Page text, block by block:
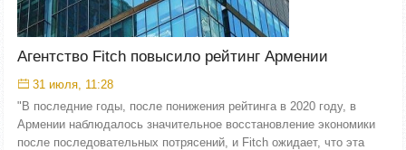
Агентство Fitch повысило рейтинг Армении
31 июля, 11:28
"В последние годы, после понижения рейтинга в 2020 году, в
Армении наблюдалось значительное восстановление экономики
после последовательных потрясений, и Fitch ожидает, что эта